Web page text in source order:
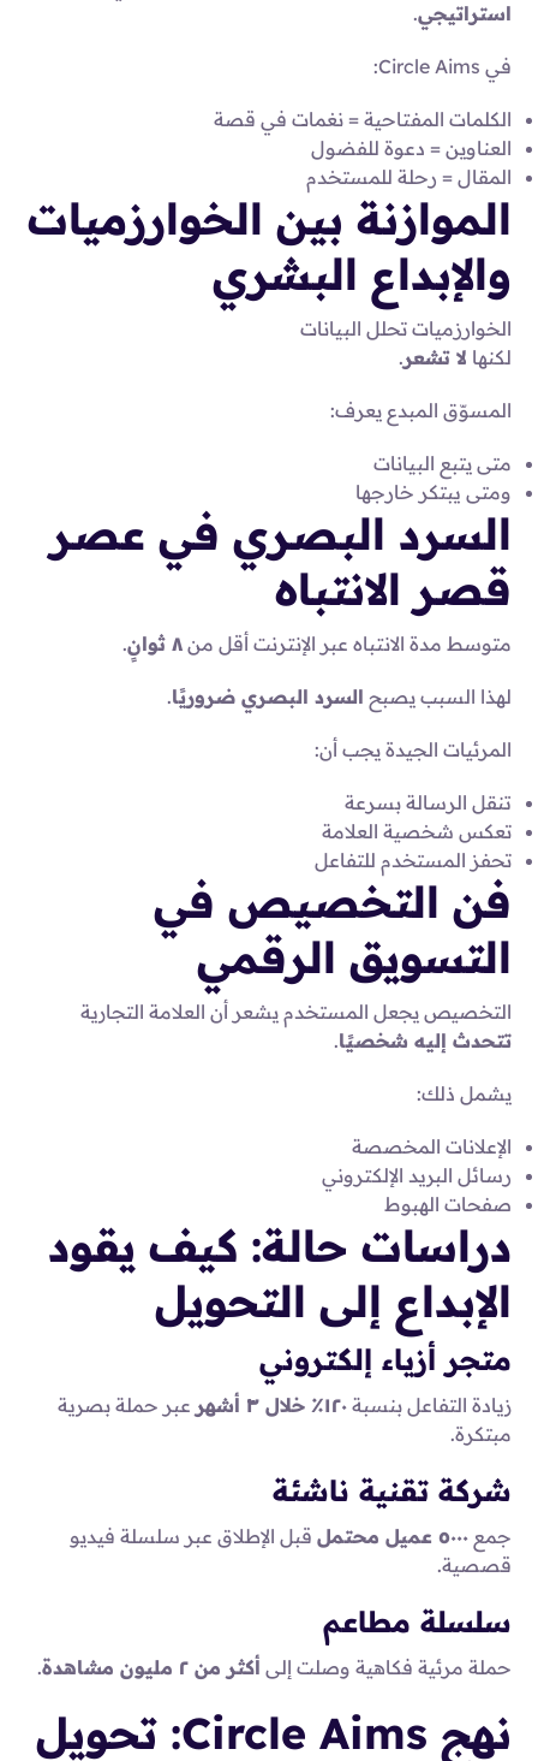
استراتيجي.
في Circle Aims:
الكلمات المفتاحية = نغمات في قصة
العناوين = دعوة للفضول
المقال = رحلة للمستخدم
الموازنة بين الخوارزميات
والإبداع البشري
الخوارزميات تحلل البيانات
لكنها لا تشعر.
المسوّق المبدع يعرف:
متى يتبع البيانات
ومتى يبتكر خارجها
السرد البصري في عصر
قصر الانتباه
متوسط مدة الانتباه عبر الإنترنت أقل من٨ ثوانٍ .
لهذا السبب يصبح السرد البصري ضروريًا.
المرئيات الجيدة يجب أن:
تنقل الرسالة بسرعة
تعكس شخصية العلامة
تحفز المستخدم للتفاعل
فن التخصيص في
التسويق الرقمي
التخصيص يجعل المستخدم يشعر أن العلامة التجارية
تتحدث إليه شخصيًا.
يشمل ذلك:
الإعلانات المخصصة
رسائل البريد الإلكتروني
صفحات الهبوط
دراسات حالة: كيف يقود
الإبداع إلى التحويل
متجر أزياء إلكتروني
زيادة التفاعل بنسبة١٢٠٪ خلال ٣ أشهر
عبر حملة بصرية
مبتكرة.
شركة تقنية ناشئة
جمع٥٠٠٠ عميل محتمل
قبل الإطلاق عبر سلسلة فيديو
قصصية.
سلسلة مطاعم
حملة مرئية فكاهية وصلت إلى أكثر من ٢ مليون مشاهدة .
نهج Circle Aims: تحويل